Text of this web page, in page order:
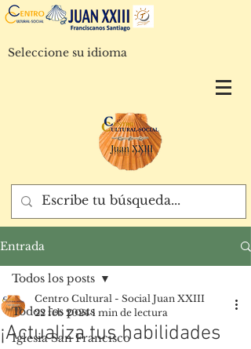
Seleccione su idioma
Entrada
Todos los posts
Iglesia San Francisco
Todos los posts
¡Actualiza tus habilidades
Centro Cultural - Social Juan XXIII
22 feb 2024 1 min de lectura